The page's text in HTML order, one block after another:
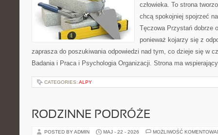
człowieka. To strona
chcą spokojniej spojrzeć
Tęczowa Przystań dobrze
ponieważ kojarzy się z
zaprasza do poszukiwania odpowiedzi nad tym, co dzieje się w
Badania i Praca i Psychologia Organizacji. Strona ma
CATEGORIES: ALPY
RODZINNE PODRÓŻE
POSTED BY ADMIN MAJ - 22 - 2026 MOŻLIWOŚĆ